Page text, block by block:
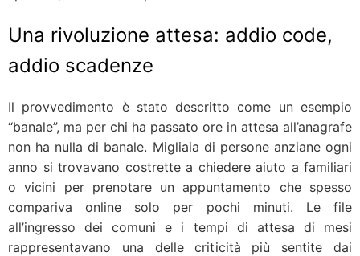
Una rivoluzione attesa: addio code,
addio scadenze
Il provvedimento è stato descritto come un esempio
“banale”, ma per chi ha passato ore in attesa all’anagrafe
non ha nulla di banale. Migliaia di persone anziane ogni
anno si trovavano costrette a chiedere aiuto a familiari
o vicini per prenotare un appuntamento che spesso
compariva online solo per pochi minuti. Le file
all’ingresso dei comuni e i tempi di attesa di mesi
rappresentavano una delle criticità più sentite dai